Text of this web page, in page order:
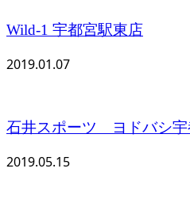
Wild-1 宇都宮駅東店
2019.01.07
石井スポーツ ヨドバシ宇
2019.05.15